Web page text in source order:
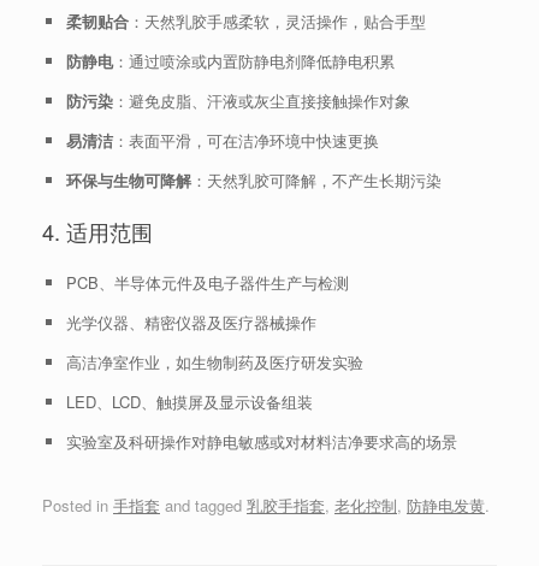
柔韧贴合：天然乳胶手感柔软，灵活操作，贴合手型
防静电：通过喷涂或内置防静电剂降低静电积累
防污染：避免皮脂、汗液或灰尘直接接触操作对象
易清洁：表面平滑，可在洁净环境中快速更换
环保与生物可降解：天然乳胶可降解，不产生长期污染
4. 适用范围
PCB、半导体元件及电子器件生产与检测
光学仪器、精密仪器及医疗器械操作
高洁净室作业，如生物制药及医疗研发实验
LED、LCD、触摸屏及显示设备组装
实验室及科研操作对静电敏感或对材料洁净要求高的场景
Posted in 手指套 and tagged 乳胶手指套, 老化控制, 防静电发黄.